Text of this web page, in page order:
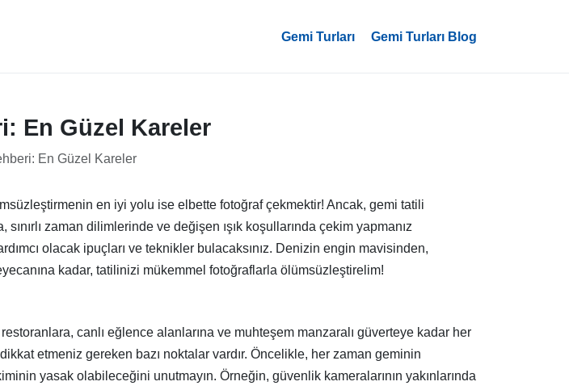
Gemi Turları Gemi Turları Blog
En Güzel Kareler
En Güzel Kareler
en iyi yolu ise elbette fotoğraf çekmektir! Ancak, gemi tatili
zaman dilimlerinde ve değişen ışık koşullarında çekim yapmanız
olacak ipuçları ve teknikler bulacaksınız. Denizin engin mavisinden,
kadar, tatilinizi mükemmel fotoğraflarla ölümsüzleştirelim!
canlı eğlence alanlarına ve muhteşem manzaralı güverteye kadar her
etmeniz gereken bazı noktalar vardır. Öncelikle, her zaman geminin
yasak olabileceğini unutmayın. Örneğin, güvenlik kameralarının yakınlarında